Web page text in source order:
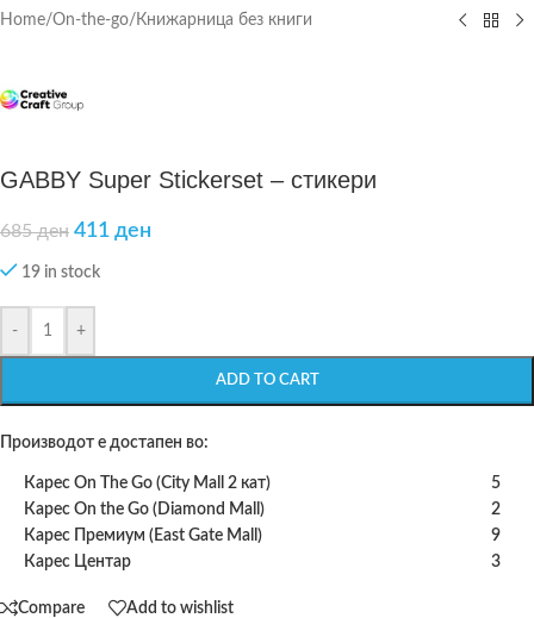
Home/On-the-go/ Книжарница без книги
GABBY Super Stickerset – стикери
685ден 411 ден
19 in stock
- +
ADD TO CART
Производот е достапен во:
Карес On The Go (City Mall 2 кат)
5
Карес On the Go (Diamond Mall)
2
Карес Премиум (East Gate Mall)
9
Карес Центар
3
Compare Add to wishlist